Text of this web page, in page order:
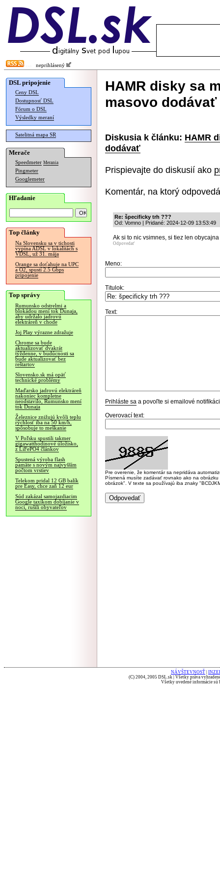
neprihlásený
DSL pripojenie
Ceny DSL
Dostupnosť DSL
Fórum o DSL
Výsledky meraní
Satelitná mapa SR
Merače
Speedmeter Merania
Pingmeter
Googlemeter
Hľadanie
Top články
Na Slovensku sa v tichosti
vypína ADSL v lokalitách s
VDSL, už 31. mája
Orange sa doťahuje na UPC
a O2, spustí 2.5 Gbps
pripojenie
Top správy
Rumunsko odstrelmi a
blokádou mení tok Dunaja,
aby udržalo jadrovú
elektráreň v chode
Joj Play výrazne zdražuje
Chrome sa bude
aktualizovať dvakrát
týždenne, v budúcnosti sa
bude aktualizovať bez
reštartov
Slovensko.sk má opäť
technické problémy
Maďarsko jadrovú elektráreň
nakoniec kompletne
neodstavilo, Rumunsko mení
tok Dunaja
Železnice znižujú kvôli teplu
rýchlosť iba na 50 km/h,
spôsobuje to meškanie
V Poľsku spustili takmer
gigawatthodinové úložisko,
z LiFePO4 článkov
Spustená výroba flash
pamäte s novým najvyšším
počtom vrstiev
Telekom pridal 12 GB balík
pre Easy, chce zaň 12 eur
Súd zakázal samojazdiacim
Google taxíkom dobíjanie v
noci, rušili obyvateľov
HAMR disky sa
masovo dodávať
Diskusia k článku: HAMR
dodávať
Prispievajte do diskusií ako
Komentár, na ktorý
Re: špecificky trh ???
Od: Vomno | Pridané: 2024-12-09 13:53:49
Ak si to nic vsimnes, si tiez len
Odpovedať
Meno:
Titulok:
Text:
Prihláste sa a povoľte si emailové
Overovací text:
Pre overenie, že komentár sa nepridáva
Písmená musíte zadávať rovnako ako na
obrázok". V texte sa používajú iba znaky
NÁVŠTEVNOSŤ
(C) 2004, 2005 DSL.sk | Všetky práva
Všetky uvedené informácie sú